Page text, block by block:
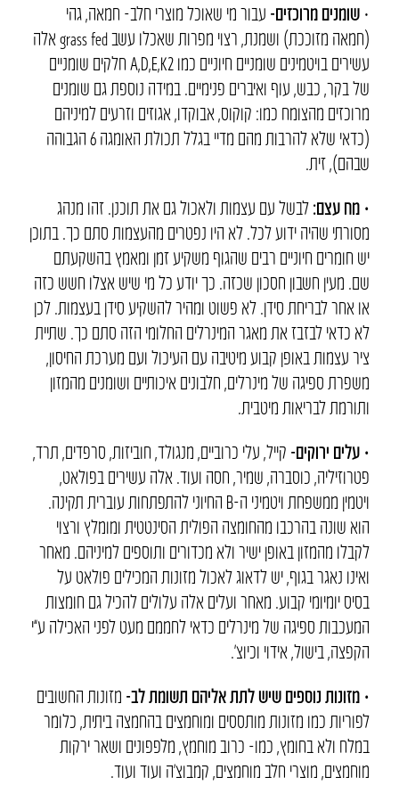
• שומנים מרוכזים- עבור מי שאוכל מוצרי חלב- חמאה, גהי
(חמאה מזוככת) ושמנת, רצוי מפרות שאכלו עשב grass fed אלה
עשירים בויטמינים שומניים חיוניים כמו A,D,E,K2 חלקים שומניים
של בקר, כבש, עוף ואיברים פנימיים. במידה נוספת גם שומנים
מרוכזים מהצומח כמו: קוקוס, אבוקדו, אגוזים וזרעים למיניהם
(כדאי שלא להרבות מהם מדיי בגלל תכולת האומגה 6 הגבוהה
שבהם), זית.
• מח עצם:לבשל עם עצמות ולאכול גם את תוכנן. זהו מנהג
מסורתי שהיה ידוע לכל. לא היו נפטרים מהעצמות סתם כך. בתוכן
יש חומרים חיוניים רבים שהגוף משקיע זמן ומאמץ בהשקעתם
שם. מעין חשבון חסכון שכזה. כך יודע כל מי שיש אצלו חשש כזה
או אחר לבריחת סידן. לא פשוט ומהיר להשקיע סידן בעצמות. לכן
לא כדאי לבזבז את מאגר המינרלים החלומי הזה סתם כך. שתיית
ציר עצמות באופן קבוע מיטיבה עם העיכול ועם מערכת החיסון,
משפרת ספיגה של מינרלים, חלבונים איכותיים ושומנים מהמזון
ותורמת לבריאות מיטבית.
• עלים ירוקים- קייל, עלי כרוביים, מנגולד, חוביזות, סרפדים, תרד,
פטרוזיליה, כוסברה, שמיר, חסה ועוד. אלה עשירים בפולאט,
ויטמין ממשפחת ויטמיני ה-B החיוני להתפתחות עוברית תקינה.
הוא שונה בהרכבו מהחומצה הפולית הסינטטית ומומלץ ורצוי
לקבלו מהמזון באופן ישיר ולא מכדורים ותוספים למיניהם. מאחר
ואינו נאגר בגוף, יש לדאוג לאכול מזונות המכילים פולאט על
בסיס יומיומי קבוע. מאחר ועלים אלה עלולים להכיל גם חומצות
המעכבות ספיגה של מינרלים כדאי לחממם מעט לפני האכילה ע”י
הקפצה, בישול, אידוי וכיוצ’.
• מזונות נוספים שיש לתת אליהם תשומת לב- מזונות החשובים
לפוריות כמו מזונות מותססים ומוחמצים בהחמצה ביתית, כלומר
במלח ולא בחומץ, כמו- כרוב מוחמץ, מלפפונים ושאר ירקות
מוחמצים, מוצרי חלב מוחמצים, קמבוצ’ה ועוד ועוד.